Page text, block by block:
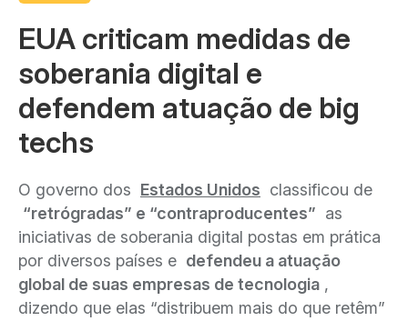
EUA criticam medidas de
soberania digital e
defendem atuação de big
techs
O governo dos Estados Unidos classificou de
“retrógradas” e “contraproducentes” as
iniciativas de soberania digital postas em prática
por diversos países e defendeu a atuação
global de suas empresas de tecnologia ,
dizendo que elas “distribuem mais do que retêm”